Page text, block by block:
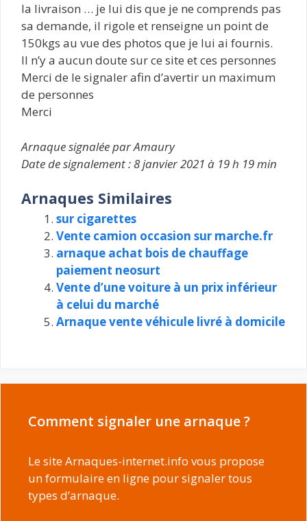
la livraison … je lui dis que je ne comprends pas
sa demande, il rigole et renseigne un point de
150kgs au vue des photos que je lui ai fournis.
Il n’y a aucun doute sur ce site et ces personnes
Merci de le signaler afin d’avertir un maximum
de personnes
Merci
Arnaque signalée par Amaury
Date de signalement : 8 janvier 2021 à 19 h 19 min
Arnaques Similaires
sur cigarettes
Vente camion occasion sur marche.fr
arnaque achat bois de chauffage
paiement neosurt
Vente d’une voiture à un prix inférieur
à celui du marché
Arnaque vente véhicule livré à domicile
Comment signaler une arnaque ?
Le site Arnaques-internet.info vous propose
un formulaire en ligne pour signaler tous
types d’arnaque.